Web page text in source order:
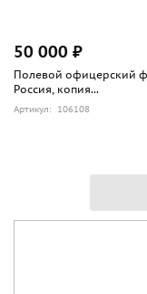
50 000 ₽
Полевой офицерский
Россия, копия...
Артикул: 106108